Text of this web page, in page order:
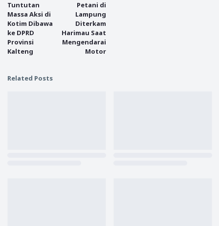
Tuntutan
Massa Aksi di
Kotim Dibawa
ke DPRD
Provinsi
Kalteng
Petani di
Lampung
Diterkam
Harimau Saat
Mengendarai
Motor
Related Posts